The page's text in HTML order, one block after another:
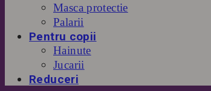
Masca protectie
Palarii
Pentru copii
Hainute
Jucarii
Reduceri